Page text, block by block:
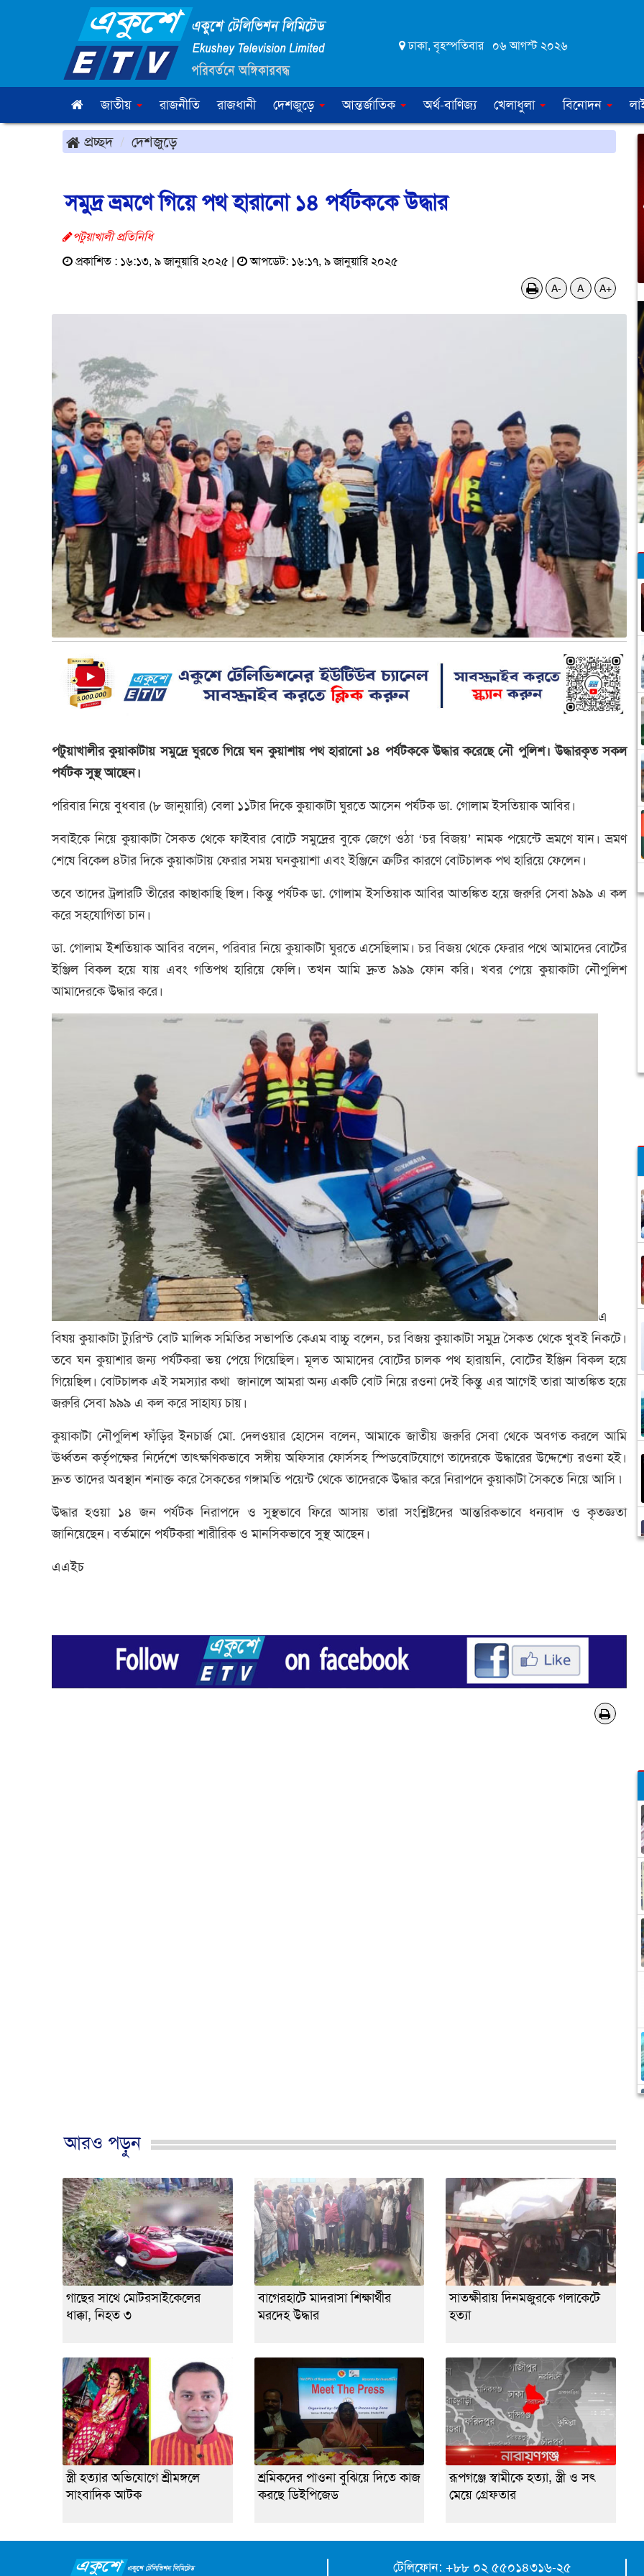
ঢাকা, বৃহস্পতিবার ০৬ আগস্ট ২০২৬
জাতীয় রাজনীতি রাজধানী দেশজুড়ে আন্তর্জাতিক অর্থ-বাণিজ্য খেলাধুলা বিনোদন
প্রচ্ছদ দেশজুড়ে
সমুদ্র ভ্রমণে গিয়ে পথ হারানো ১৪ পর্যটককে উদ্ধার
পটুয়াখালী প্রতিনিধি
প্রকাশিত : ১৬:১৩, ৯ জানুয়ারি ২০২৫ |
আপডেট: ১৬:১৭, ৯ জানুয়ারি ২০২৫
A- A A+
পটুয়াখালীর কুয়াকাটায় সমুদ্রে ঘুরতে গিয়ে ঘন কুয়াশায় পথ হারানো ১৪ পর্যটককে উদ্ধার করেছে নৌ পুলিশ। উদ্ধারকৃত সকল
পর্যটক সুস্থ আছেন।
পরিবার নিয়ে বুধবার (৮ জানুয়ারি) বেলা ১১টার দিকে কুয়াকাটা ঘুরতে আসেন পর্যটক ডা. গোলাম ইসতিয়াক আবির।
সবাইকে নিয়ে কুয়াকাটা সৈকত থেকে ফাইবার বোটে সমুদ্রের বুকে জেগে ওঠা ‘চর বিজয়’ নামক পয়েন্টে ভ্রমণে যান। ভ্রমণ
শেষে বিকেল ৪টার দিকে কুয়াকাটায় ফেরার সময় ঘনকুয়াশা এবং ইঞ্জিনে ত্রুটির কারণে বোটচালক পথ হারিয়ে ফেলেন।
তবে তাদের ট্রলারটি তীরের কাছাকাছি ছিল। কিন্তু পর্যটক ডা. গোলাম ইসতিয়াক আবির আতঙ্কিত হয়ে জরুরি সেবা ৯৯৯ এ কল
করে সহযোগিতা চান।
ডা. গোলাম ইশতিয়াক আবির বলেন, পরিবার নিয়ে কুয়াকাটা ঘুরতে এসেছিলাম। চর বিজয় থেকে ফেরার পথে আমাদের বোটের
ইঞ্জিল বিকল হয়ে যায় এবং গতিপথ হারিয়ে ফেলি। তখন আমি দ্রুত ৯৯৯ ফোন করি। খবর পেয়ে কুয়াকাটা নৌপুলিশ
আমাদেরকে উদ্ধার করে।
এ
বিষয় কুয়াকাটা ট্যুরিস্ট বোট মালিক সমিতির সভাপতি কেএম বাচ্চু বলেন, চর বিজয় কুয়াকাটা সমুদ্র সৈকত থেকে খুবই নিকটে।
তবে ঘন কুয়াশার জন্য পর্যটকরা ভয় পেয়ে গিয়েছিল। মূলত আমাদের বোটের চালক পথ হারায়নি, বোটের ইঞ্জিন বিকল হয়ে
গিয়েছিল। বোটচালক এই সমস্যার কথা জানালে আমরা অন্য একটি বোট নিয়ে রওনা দেই কিন্তু এর আগেই তারা আতঙ্কিত হয়ে
জরুরি সেবা ৯৯৯ এ কল করে সাহায্য চায়।
কুয়াকাটা নৌপুলিশ ফাঁড়ির ইনচার্জ মো. দেলওয়ার হোসেন বলেন, আমাকে জাতীয় জরুরি সেবা থেকে অবগত করলে আমি
ঊর্ধ্বতন কর্তৃপক্ষের নির্দেশে তাৎক্ষণিকভাবে সঙ্গীয় অফিসার ফোর্সসহ স্পিডবোটযোগে তাদেরকে উদ্ধারের উদ্দেশ্যে রওনা হই।
দ্রুত তাদের অবস্থান শনাক্ত করে সৈকতের গঙ্গামতি পয়েন্ট থেকে তাদেরকে উদ্ধার করে নিরাপদে কুয়াকাটা সৈকতে নিয়ে আসি ৷
উদ্ধার হওয়া ১৪ জন পর্যটক নিরাপদে ও সুস্থভাবে ফিরে আসায় তারা সংশ্লিষ্টদের আন্তরিকভাবে ধন্যবাদ ও কৃতজ্ঞতা
জানিয়েছেন। বর্তমানে পর্যটকরা শারীরিক ও মানসিকভাবে সুস্থ আছেন।
এএইচ
আরও পড়ুন
গাছের সাথে মোটরসাইকেলের
ধাক্কা, নিহত ৩
বাগেরহাটে মাদরাসা শিক্ষার্থীর
মরদেহ উদ্ধার
সাতক্ষীরায় দিনমজুরকে গলাকেটে
হত্যা
স্ত্রী হত্যার অভিযোগে শ্রীমঙ্গলে
সাংবাদিক আটক
শ্রমিকদের পাওনা বুঝিয়ে দিতে কাজ
করছে ডিইপিজেড
রূপগঞ্জে স্বামীকে হত্যা, স্ত্রী ও সৎ
মেয়ে গ্রেফতার
টেলিফোন: +৮৮ ০২ ৫৫০১৪৩১৬-২৫